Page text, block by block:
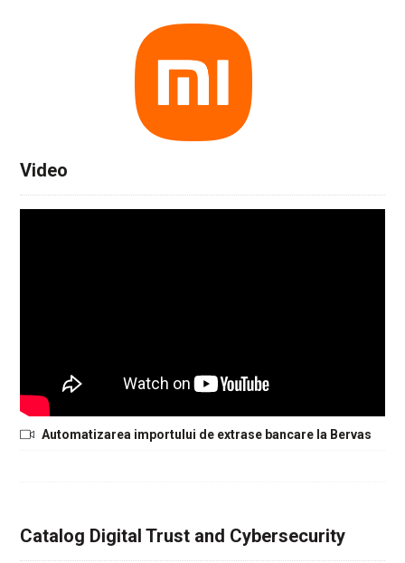
Video
Automatizarea importului de extrase bancare la Bervas
Catalog Digital Trust and Cybersecurity